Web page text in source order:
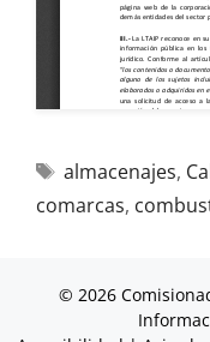
almacenajes,
comarcas,
© 2026